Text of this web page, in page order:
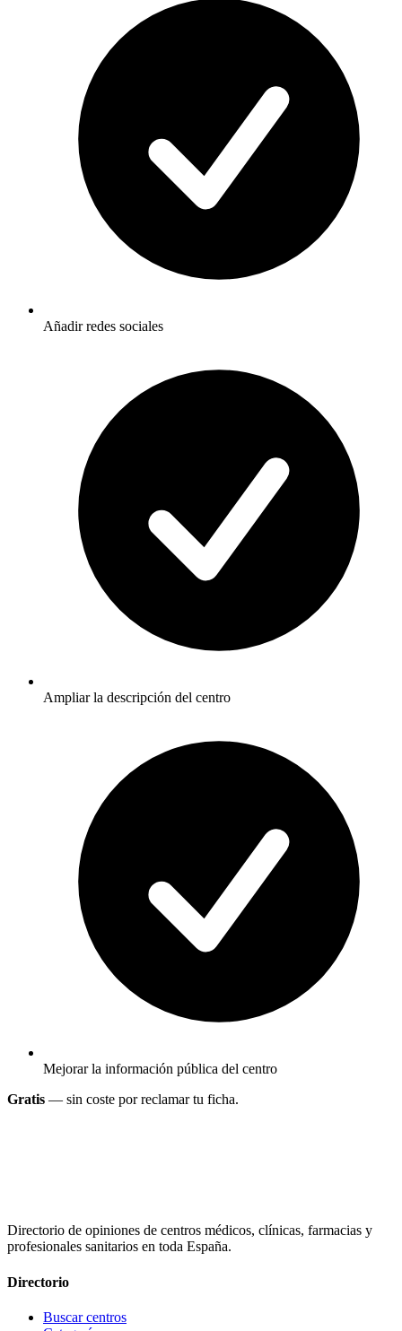
Añadir redes sociales
Ampliar la descripción del centro
Mejorar la información pública del centro
Gratis — sin coste por reclamar tu ficha.
Directorio de opiniones de centros médicos, clínicas, farmacias y
profesionales sanitarios en toda España.
Directorio
Buscar centros